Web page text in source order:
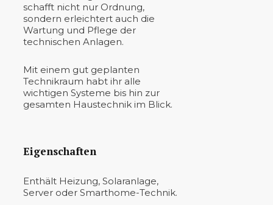
schafft nicht nur Ordnung,
sondern erleichtert auch die
Wartung und Pflege der
technischen Anlagen.
Mit einem gut geplanten
Technikraum habt ihr alle
wichtigen Systeme bis hin zur
gesamten Haustechnik im Blick.
Eigenschaften
Enthält Heizung, Solaranlage,
Server oder Smarthome-Technik.